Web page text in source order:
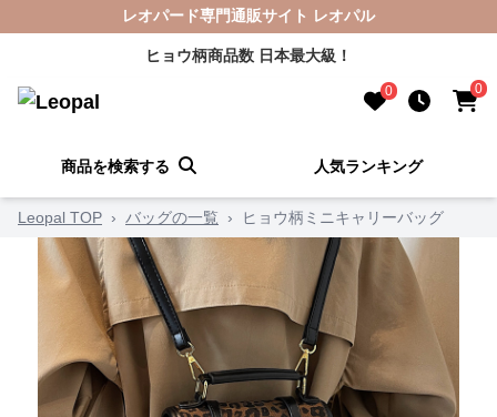
レオパード専門通販サイト レオパル
ヒョウ柄商品数 日本最大級！
0 0
商品を検索する 人気ランキング
Leopal TOP › バッグの一覧 › ヒョウ柄ミニキャリーバッグ